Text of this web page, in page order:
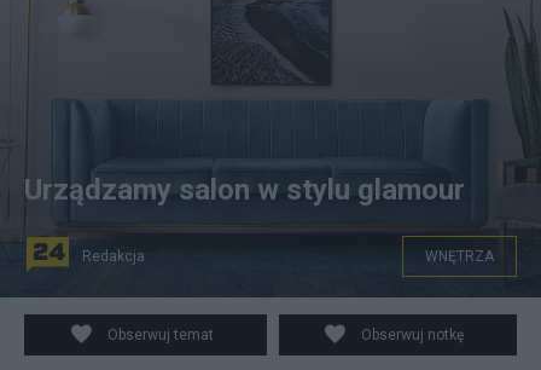
Urządzamy salon w stylu glamour.
Urządzamy salon w stylu glamour
Redakcja WNĘTRZA
Obserwuj temat Obserwuj notkę